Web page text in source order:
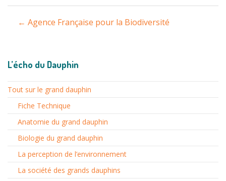
Navigation
les
articles
← Agence Française pour la Biodiversité
L’écho du Dauphin
Tout sur le grand dauphin
Fiche Technique
Anatomie du grand dauphin
Biologie du grand dauphin
La perception de l’environnement
La société des grands dauphins